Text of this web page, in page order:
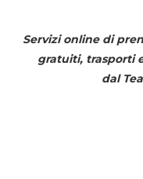
Servizi online di
gratuiti, trasporti
dal